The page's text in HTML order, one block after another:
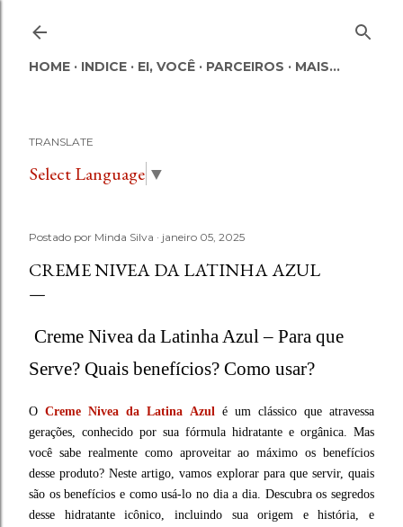
HOME INDICE EI, VOCÊ PARCEIROS MAIS…
TRANSLATE
Select Language ▼
Postado por Minda Silva janeiro 05, 2025
CREME NIVEA DA LATINHA AZUL
Creme Nivea da Latinha Azul – Para que
Serve? Quais benefícios? Como usar?
OCreme Nivea da Latina Azul
é um clássico que atravessa
gerações, conhecido por sua fórmula hidratante e orgânica. Mas
você sabe realmente como aproveitar ao máximo os benefícios
desse produto? Neste artigo, vamos explorar para que servir, quais
são os benefícios e como usá-lo no dia a dia. Descubra os segredos
desse hidratante icônico, incluindo sua origem e história, e